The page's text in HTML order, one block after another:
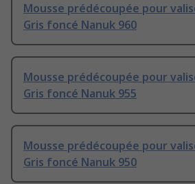
Mousse prédécoupée pour
Gris foncé Nanuk 960
Mousse prédécoupée pour
Gris foncé Nanuk 955
Mousse prédécoupée pour
Gris foncé Nanuk 950